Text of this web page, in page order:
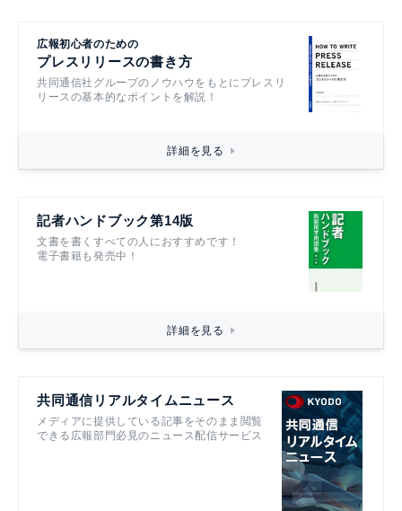
広報初心者のための
プレスリリースの書き方
共同通信社グループのノウハウをもとにプレスリ
リースの基本的なポイントを解説！
詳細を見る
記者ハンドブック第14版
文書を書くすべての人におすすめです！
電子書籍も発売中！
詳細を見る
共同通信リアルタイムニュース
メディアに提供している記事をそのまま閲覧
できる広報部門必見のニュース配信サービス